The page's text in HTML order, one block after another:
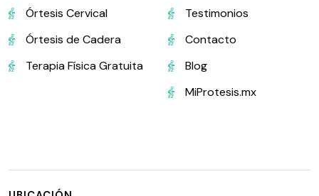
Órtesis Cervical
Órtesis de Cadera
Terapia Física Gratuita
Testimonios
Contacto
Blog
MiProtesis.mx